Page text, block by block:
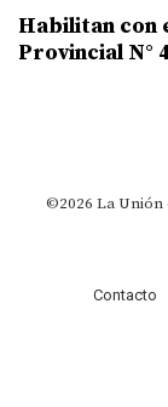
Habilitan con
Provincial N°
©2026 La Unión
Contacto